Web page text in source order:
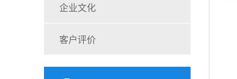
企业文化
客户评价